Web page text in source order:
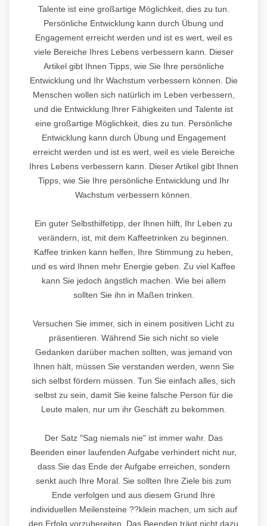
Talente ist eine großartige Möglichkeit, dies zu tun.
Persönliche Entwicklung kann durch Übung und
Engagement erreicht werden und ist es wert, weil es
viele Bereiche Ihres Lebens verbessern kann. Dieser
Artikel gibt Ihnen Tipps, wie Sie Ihre persönliche
Entwicklung und Ihr Wachstum verbessern können. Die
Menschen wollen sich natürlich im Leben verbessern,
und die Entwicklung Ihrer Fähigkeiten und Talente ist
eine großartige Möglichkeit, dies zu tun. Persönliche
Entwicklung kann durch Übung und Engagement
erreicht werden und ist es wert, weil es viele Bereiche
Ihres Lebens verbessern kann. Dieser Artikel gibt Ihnen
Tipps, wie Sie Ihre persönliche Entwicklung und Ihr
Wachstum verbessern können.
Ein guter Selbsthilfetipp, der Ihnen hilft, Ihr Leben zu
verändern, ist, mit dem Kaffeetrinken zu beginnen.
Kaffee trinken kann helfen, Ihre Stimmung zu heben,
und es wird Ihnen mehr Energie geben. Zu viel Kaffee
kann Sie jedoch ängstlich machen. Wie bei allem
sollten Sie ihn in Maßen trinken.
Versuchen Sie immer, sich in einem positiven Licht zu
präsentieren. Während Sie sich nicht so viele
Gedanken darüber machen sollten, was jemand von
Ihnen hält, müssen Sie verstanden werden, wenn Sie
sich selbst fördern müssen. Tun Sie einfach alles, sich
selbst zu sein, damit Sie keine falsche Person für die
Leute malen, nur um ihr Geschäft zu bekommen.
Der Satz "Sag niemals nie" ist immer wahr. Das
Beenden einer laufenden Aufgabe verhindert nicht nur,
dass Sie das Ende der Aufgabe erreichen, sondern
senkt auch Ihre Moral. Sie sollten Ihre Ziele bis zum
Ende verfolgen und aus diesem Grund Ihre
individuellen Meilensteine ??klein machen, um sich auf
den Erfolg vorzubereiten. Das Beenden trägt nicht dazu